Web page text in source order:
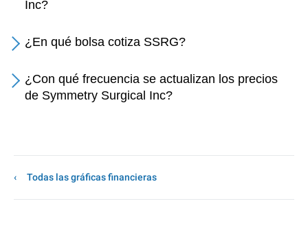
Inc?
¿En qué bolsa cotiza SSRG?
¿Con qué frecuencia se actualizan los precios
de Symmetry Surgical Inc?
Todas las gráficas financieras